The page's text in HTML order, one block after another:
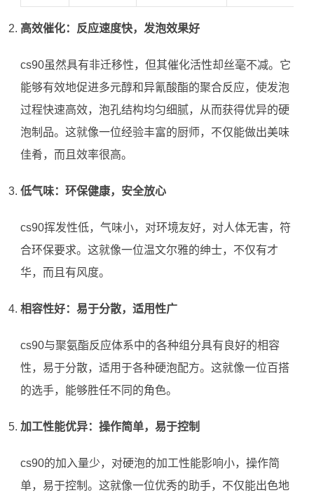
高效催化：反应速度快，发泡效果好
cs90虽然具有非迁移性，但其催化活性却丝毫不减。它
能够有效地促进多元醇和异氰酸酯的聚合反应，使发泡
过程快速高效，泡孔结构均匀细腻，从而获得优异的硬
泡制品。这就像一位经验丰富的厨师，不仅能做出美味
佳肴，而且效率很高。
低气味：环保健康，安全放心
cs90挥发性低，气味小，对环境友好，对人体无害，符
合环保要求。这就像一位温文尔雅的绅士，不仅有才
华，而且有风度。
相容性好：易于分散，适用性广
cs90与聚氨酯反应体系中的各种组分具有良好的相容
性，易于分散，适用于各种硬泡配方。这就像一位百搭
的选手，能够胜任不同的角色。
加工性能优异：操作简单，易于控制
cs90的加入量少，对硬泡的加工性能影响小，操作简
单，易于控制。这就像一位优秀的助手，不仅能出色地